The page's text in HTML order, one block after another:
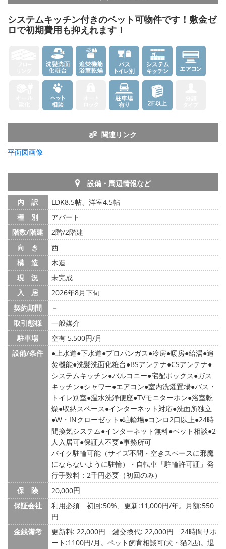
システムキッチン付きのペット可物件です！敷金ゼ
ロで初期費用も抑えれます！
関連リンク
平面図画像
設備・周辺情報など
内 訳
LDK8.5帖、洋室4.5帖
種 別
アパート
階数/階建
2階/2階建
向 き
西
構 造
木造
現 況
未完成
入 居
2026年8月下旬
契約期間
－
取引態様
一般媒介
駐車場
空有 5,500円/月
設備/条件
上水道 下水道 プロパンガス 冷房 暖房 給湯 追
焚機能 洗髪洗面化粧台 BSアンテナ CSアンテナ
システムキッチン バルコニー 宅配ボックス ガス
キッチン シャワー エアコン 室内洗濯置場 バス・
トイレ別室 温水洗浄便座 TVモニターホン 浴室乾
燥 収納スペース インターネット対応 洗面所独立
W・INクローゼット 駐輪場 コンロ2口以上 24時
間換気システム インターネット無料 ペット相談 2
人入居可 保証人不要 事務所可
バイク駐輪可能（サイズ不問・空きスペースに邪魔
にならないように駐輪）・自転車「駐輪許可証」発
行手数料：2千円必要（初回のみ）
保 険
20,000円
保証会社
利用必須 初回:50%、更新:11,000円/年。月額:550
円
金銭備考
更新料: 22,000円 鍵交換代: 22,000円
24時間サポ
ート:1100円/月。ペット飼育相談可(犬・猫2匹)。退